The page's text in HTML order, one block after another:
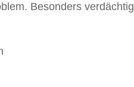
Besonders